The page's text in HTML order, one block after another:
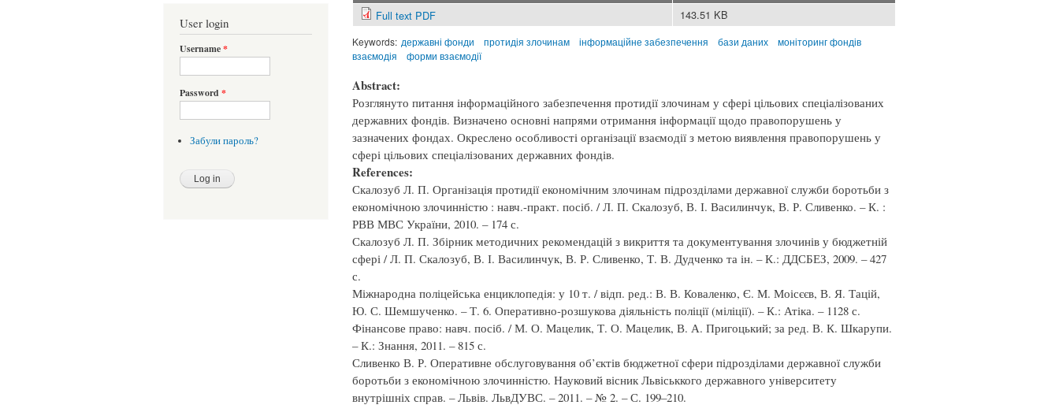
User login
Username*
Password *
Забули пароль?
Full text PDF 143.51 KB
Keywords: державні фонди протидія злочинам інформаційне забезпечення бази даних
моніторинг фондів
взаємодія
форми взаємодії
Abstract:
Розглянуто питання інформаційного забезпечення протидії злочинам у сфері цільових спеціалізованих
державних фондів. Визначено основні напрями отримання інформації щодо правопорушень у
зазначених фондах. Окреслено особливості організа­ції взаємодії з метою виявлення правопорушень у
сфері цільових спеціалізованих державних фондів.
References:
Скалозуб Л. П. Організація протидії економічним злочинам підрозділами державної служби боротьби з
економічною злочинністю : навч.-практ. посіб. / Л. П. Скалозуб, В. І. Василинчук, В. Р. Сливенко. – К. :
РВВ МВС України, 2010. – 174 с.
Скалозуб Л. П. Збірник методичних рекомендацій з викриття та документування злочинів у бюджетній
сфері / Л. П. Скалозуб, В. І. Василинчук, В. Р. Сливенко, Т. В. Дудченко та ін. – К.: ДДСБЕЗ, 2009. – 427
с.
Міжнародна поліцейська енциклопедія: у 10 т. / відп. ред.: В. В. Коваленко, Є. М. Моісєєв, В. Я. Тацій,
Ю. С. Шемшученко. – Т. 6. Оперативно-розшукова діяльність поліції (міліції). – К.: Атіка. – 1128 с.
Фінансове право: навч. посіб. / М. О. Мацелик, Т. О. Мацелик, В. А. Пригоцький; за ред. В. К. Шкарупи.
– К.: Знання, 2011. – 815 с.
Сливенко В. Р. Оперативне обслуговування об’єктів бюджетної сфери підрозділами державної служби
боротьби з економічною злочинністю. Науковий вісник Львіськкого державного університету
внутрішніх справ. – Львів. ЛьвДУВС. – 2011. – № 2. – С. 199–210.